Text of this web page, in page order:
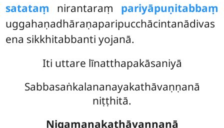
satataṃ nirantaraṃ pariyāpuṇitabbaṃ
uggahaṇadhāraṇaparipucchācintanādivas
ena sikkhitabbanti yojanā.
Iti uttare līnatthapakāsaniyā
Sabbasaṅkalananayakathāvaṇṇanā
niṭṭhitā.
Nigamanakathāvaṇṇanā